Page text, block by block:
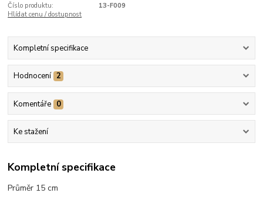
Číslo produktu:
13-F009
Hlídat cenu / dostupnost
Kompletní specifikace
Hodnocení 2
Komentáře 0
Ke stažení
Kompletní specifikace
Průměr 15 cm